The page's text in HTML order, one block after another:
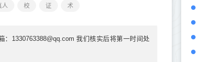
人 校 证 术
1330763388@qq.com 我们核实后将第一时间处